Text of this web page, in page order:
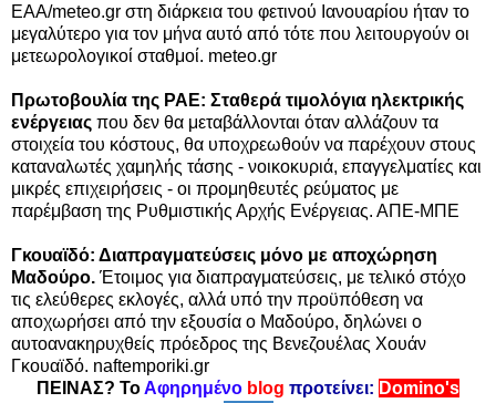
ΕΑΑ/meteo.gr στη διάρκεια του φετινού Ιανουαρίου ήταν το
μεγαλύτερο για τον μήνα αυτό από τότε που λειτουργούν οι
μετεωρολογικοί σταθμοί. meteo.gr
Πρωτοβουλία της ΡΑΕ: Σταθερά τιμολόγια ηλεκτρικής
ενέργειας που δεν θα μεταβάλλονται όταν αλλάζουν τα
στοιχεία του κόστους, θα υποχρεωθούν να παρέχουν στους
καταναλωτές χαμηλής τάσης - νοικοκυριά, επαγγελματίες και
μικρές επιχειρήσεις - οι προμηθευτές ρεύματος με
παρέμβαση της Ρυθμιστικής Αρχής Ενέργειας. ΑΠΕ-ΜΠΕ
Γκουαϊδό: Διαπραγματεύσεις μόνο με αποχώρηση
Μαδούρο. Έτοιμος για διαπραγματεύσεις, με τελικό στόχο
τις ελεύθερες εκλογές, αλλά υπό την προϋπόθεση να
αποχωρήσει από την εξουσία ο Μαδούρο, δηλώνει ο
αυτοανακηρυχθείς πρόεδρος της Βενεζουέλας Χουάν
Γκουαϊδό. naftemporiki.gr
ΠΕΙΝΑΣ? ΤοΑφηρημένο blog προτείνει: Domino's